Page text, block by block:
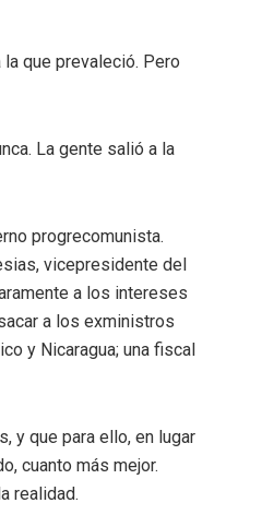
que prevaleció. Pero
La gente salió a la
progrecomunista.
vicepresidente del
a los intereses
a los exministros
y Nicaragua; una fiscal
y que para ello, en lugar
cuanto más mejor.
realidad.